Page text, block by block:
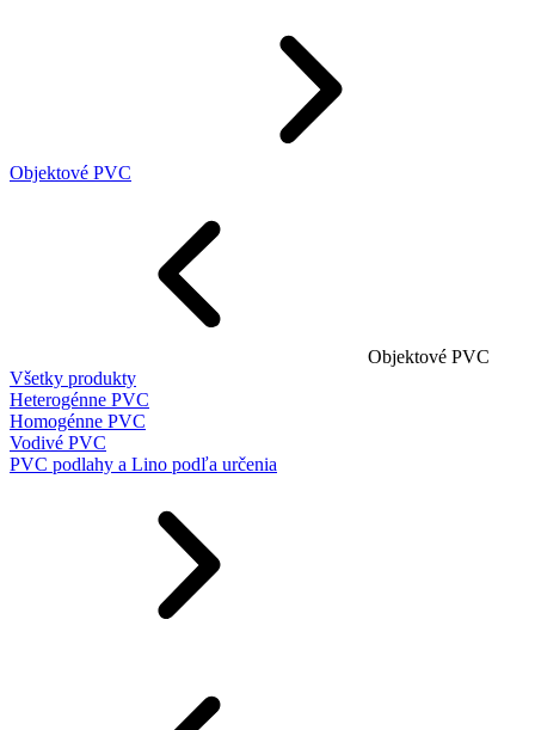
Objektové PVC
Objektové PVC
Všetky produkty
Heterogénne PVC
Homogénne PVC
Vodivé PVC
PVC podlahy a Lino podľa určenia